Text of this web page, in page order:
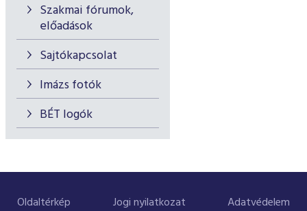
Szakmai fórumok,
előadások
Sajtókapcsolat
Imázs fotók
BÉT logók
Oldaltérkép Jogi nyilatkozat Adatvédelem